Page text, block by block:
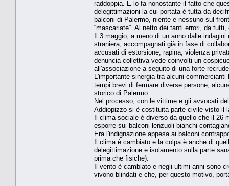
raddoppia. E lo fa nonostante il fatto che
delegittimazioni la cui portata è tutta da
balconi di Palermo, niente e nessuno sul
“mascariate”. Al netto dei tanti errori, da
Il 3 maggio, a meno di un anno dalle
straniera, accompagnati già in fase di
accusati di estorsione, rapina, violenza
denuncia collettiva vede coinvolti un
all'associazione a seguito di una forte
L'importante sinergia tra alcuni
tempi brevi di fermare diverse persone,
storico di Palermo.
Nel processo, con le vittime e gli avvocati
Addiopizzo si è costituita parte civile visto il
Il clima sociale è diverso da quello che il 26
esporre sui balconi lenzuoli bianchi
Era l'indignazione appesa ai balconi
Il clima è cambiato e la colpa è anche di
delegittimazione e isolamento sulla parte
prima che fisiche).
Il vento è cambiato e negli ultimi anni sono
vivono blindati e che, per questo motivo,